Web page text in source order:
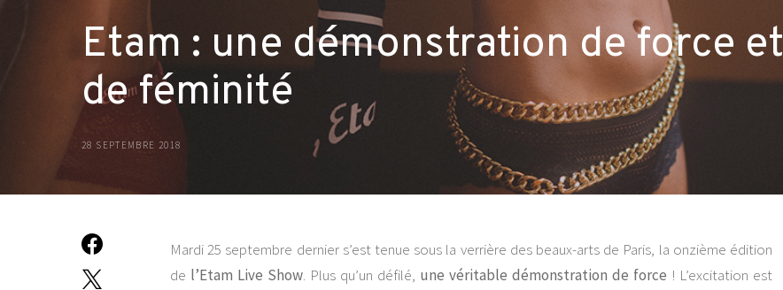
Etam : une démonstration de force et
de féminité
28 SEPTEMBRE 2018
Mardi 25 septembre dernier s’est tenue sous la verrière des beaux-arts de Paris, la onzième édition
de l’Etam Live Show. Plus qu’un défilé, une véritable démonstration de force ! L’excitation est